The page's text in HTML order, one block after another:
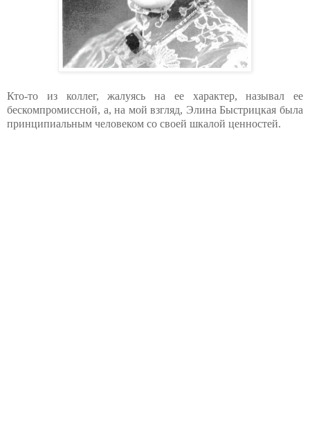
Кто-то из коллег, жалуясь на ее характер, называл ее
бескомпромиссной, а, на мой взгляд, Элина Быстрицкая была
принципиальным человеком со своей шкалой ценностей.